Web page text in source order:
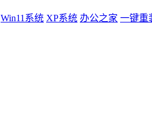
Win11系统 XP系统 办公之家 一键重